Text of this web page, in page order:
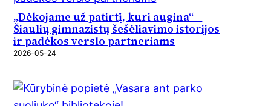
„Dėkojame už patirtį, kuri augina“ –
Šiaulių gimnazistų šešėliavimo istorijos
ir padėkos verslo partneriams
2026-05-24